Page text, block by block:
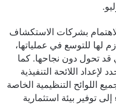
بشركات الاستكشاف
لها للتوسع في عملياتها،
قد تحول دون نجاحها. كما
اللائحة التنفيذية
اللوائح التنظيمية الخاصة
توفير بيئة استثمارية